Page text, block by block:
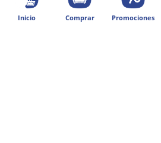
Inicio Comprar Promociones